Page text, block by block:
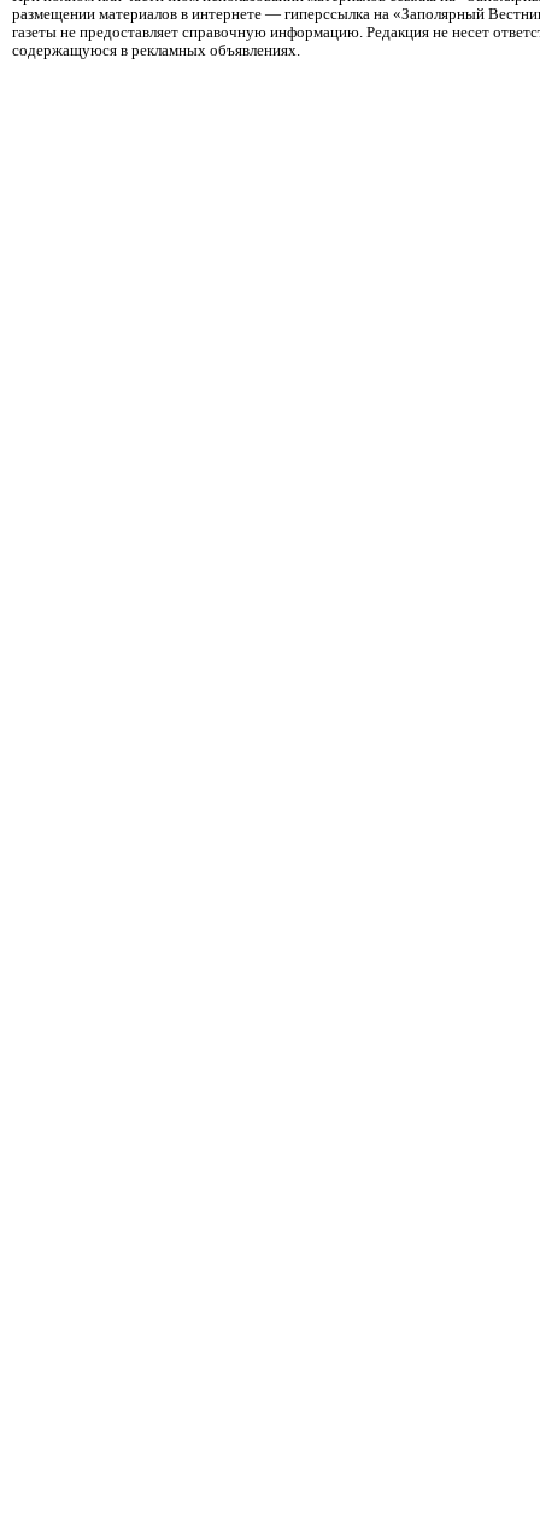
размещении материалов в интернете — гиперссылка на «Заполярный
газеты не предоставляет справочную информацию. Редакция не несет
содержащуюся в рекламных объявлениях.